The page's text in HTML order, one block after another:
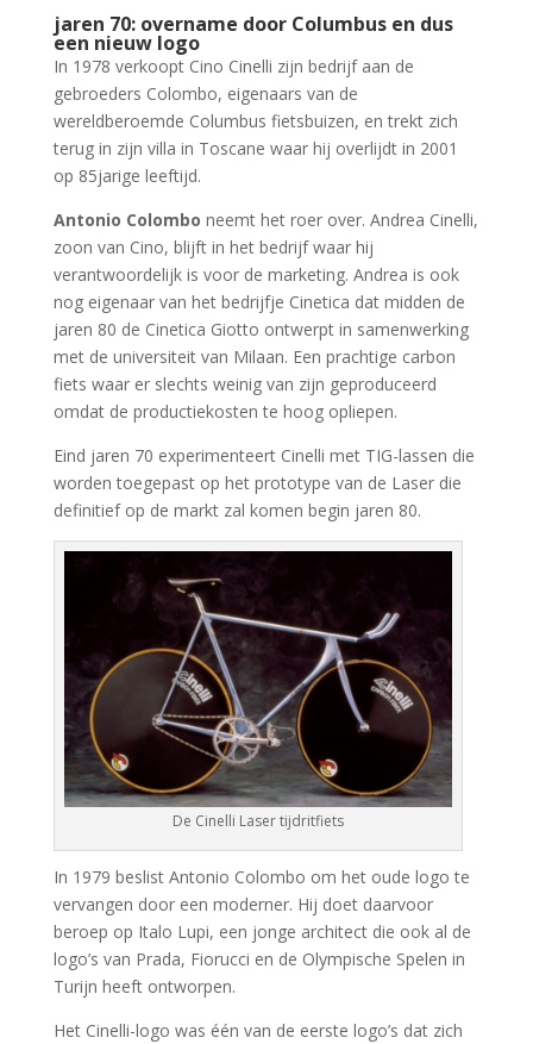
jaren 70: overname door Columbus en dus
een nieuw logo
In 1978 verkoopt Cino Cinelli zijn bedrijf aan de
gebroeders Colombo, eigenaars van de
wereldberoemde Columbus fietsbuizen, en trekt zich
terug in zijn villa in Toscane waar hij overlijdt in 2001
op 85jarige leeftijd.
Antonio Colombo neemt het roer over. Andrea Cinelli,
zoon van Cino, blijft in het bedrijf waar hij
verantwoordelijk is voor de marketing. Andrea is ook
nog eigenaar van het bedrijfje Cinetica dat midden de
jaren 80 de Cinetica Giotto ontwerpt in samenwerking
met de universiteit van Milaan. Een prachtige carbon
fiets waar er slechts weinig van zijn geproduceerd
omdat de productiekosten te hoog opliepen.
Eind jaren 70 experimenteert Cinelli met TIG-lassen die
worden toegepast op het prototype van de Laser die
definitief op de markt zal komen begin jaren 80.
De Cinelli Laser tijdritfiets
In 1979 beslist Antonio Colombo om het oude logo te
vervangen door een moderner. Hij doet daarvoor
beroep op Italo Lupi, een jonge architect die ook al de
logo’s van Prada, Fiorucci en de Olympische Spelen in
Turijn heeft ontworpen.
Het Cinelli-logo was één van de eerste logo’s dat zich